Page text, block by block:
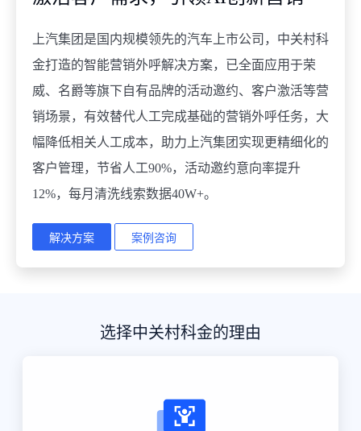
上汽集团是国内规模领先的汽车上市公司，中关村科
金打造的智能营销外呼解决方案，已全面应用于荣
威、名爵等旗下自有品牌的活动邀约、客户激活等营
销场景，有效替代人工完成基础的营销外呼任务，大
幅降低相关人工成本，助力上汽集团实现更精细化的
客户管理，节省人工90%，活动邀约意向率提升
12%，每月清洗线索数据40W+。
解决方案 案例咨询
选择中关村科金的理由